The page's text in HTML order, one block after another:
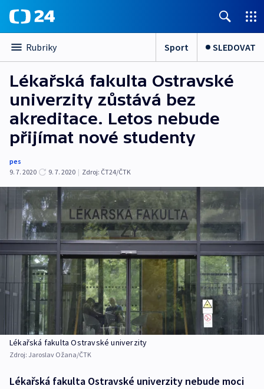
Rubriky Sport SLEDOVAT
Lékařská fakulta Ostravské
univerzity zůstává bez
akreditace. Letos nebude
přijímat nové studenty
pes
9. 7. 2020
9. 7. 2020 | Zdroj: ČT24/ČTK
Lékařská fakulta Ostravské univerzity
Zdroj: Jaroslav Ožana/ČTK
Lékařská fakulta Ostravské univerzity nebude moci